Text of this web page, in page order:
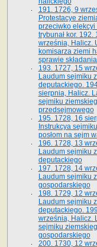
191. 1726, 9
Protestacye
przeciwko elekcyi
trybunał kor. 192.
września, Halicz.
komisarza ziemi
sprawie
193. 1727, 15
Laudum sejmiku
deputackiego.
sierpnia, Halicz.
sejmiku
przedsejmowego
195. 1728, 16
Instrukcya
posłom na sejm
196. 1728, 13
Laudum sejmiku
deputackiego
197. 1728, 14
Laudum sejmiku
gospodarskiego
198. 1729, 12
Laudum sejmiku
deputackiego.
września, Halicz.
sejmiku
gospodarskiego
200. 1730, 12